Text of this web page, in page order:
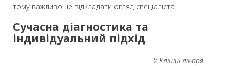
тому важливо не відкладати огляд спеціаліста.
Сучасна діагностика та
індивідуальний підхід
У Клініці лікаря